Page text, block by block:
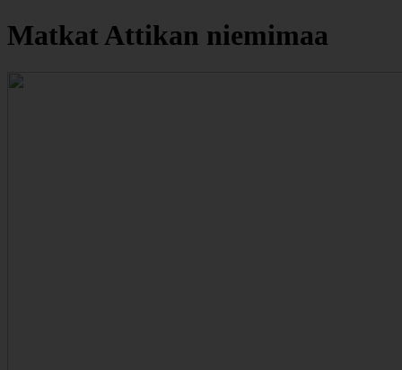
Matkat Attikan niemimaa